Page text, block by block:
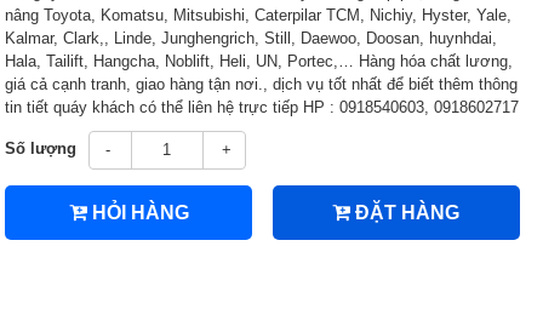
nâng Toyota, Komatsu, Mitsubishi, Caterpilar TCM, Nichiy, Hyster, Yale,
Kalmar, Clark,, Linde, Junghengrich, Still, Daewoo, Doosan, huynhdai,
Hala, Tailift, Hangcha, Noblift, Heli, UN, Portec,… Hàng hóa chất lương,
giá cả cạnh tranh, giao hàng tận nơi., dịch vụ tốt nhất để biết thêm thông
tin tiết quáy khách có thể liên hệ trực tiếp HP : 0918540603, 0918602717
Số lượng - +
HỎI HÀNG ĐẶT HÀNG